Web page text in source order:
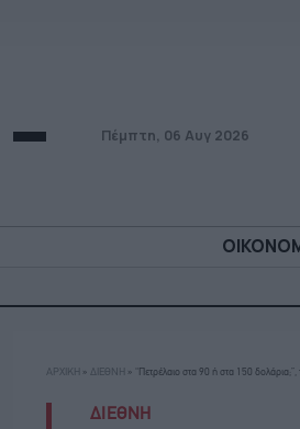
Πέμπτη, 06 Αυγ 2026
ΑΡΧΙΚΗ » ΔΙΕΘΝΗ » “Πετρέλαιο στα 90 ή στα 150
ΔΙΕΘΝΗ